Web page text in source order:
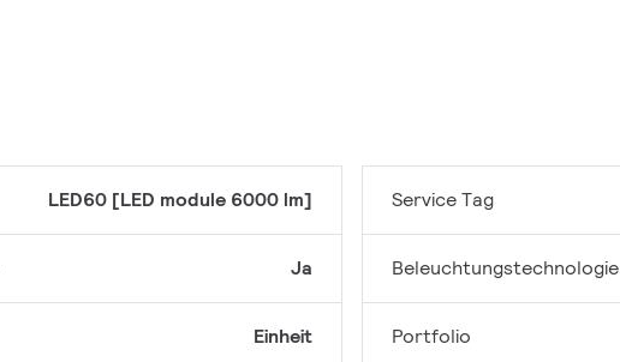
LED60 [LED module 6000 lm]
Ja
Einheit
Service Tag
Beleuchtungstechnologie
Portfolio